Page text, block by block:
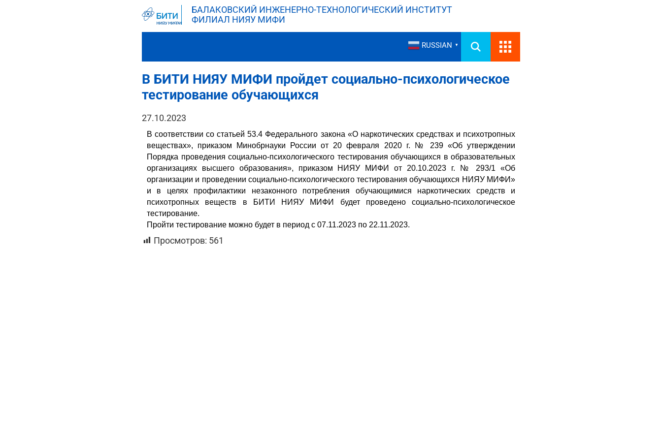
БАЛАКОВСКИЙ ИНЖЕНЕРНО-ТЕХНОЛОГИЧЕСКИЙ ИНСТИТУТ
ФИЛИАЛ НИЯУ МИФИ
RUSSIAN ▼
В БИТИ НИЯУ МИФИ пройдет социально-психологическое
тестирование обучающихся
27.10.2023
В соответствии со статьей 53.4 Федерального закона «О наркотических средствах и психотропных
веществах», приказом Минобрнауки России от 20 февраля 2020 г. № 239 «Об утверждении
Порядка проведения социально-психологического тестирования обучающихся в образовательных
организациях высшего образования», приказом НИЯУ МИФИ от 20.10.2023 г. № 293/1 «Об
организации и проведении социально-психологического тестирования обучающихся НИЯУ МИФИ»
и в целях профилактики незаконного потребления обучающимися наркотических средств и
психотропных веществ в БИТИ НИЯУ МИФИ будет проведено социально-психологическое
тестирование.
Пройти тестирование можно будет в период с 07.11.2023 по 22.11.2023.
Просмотров: 561